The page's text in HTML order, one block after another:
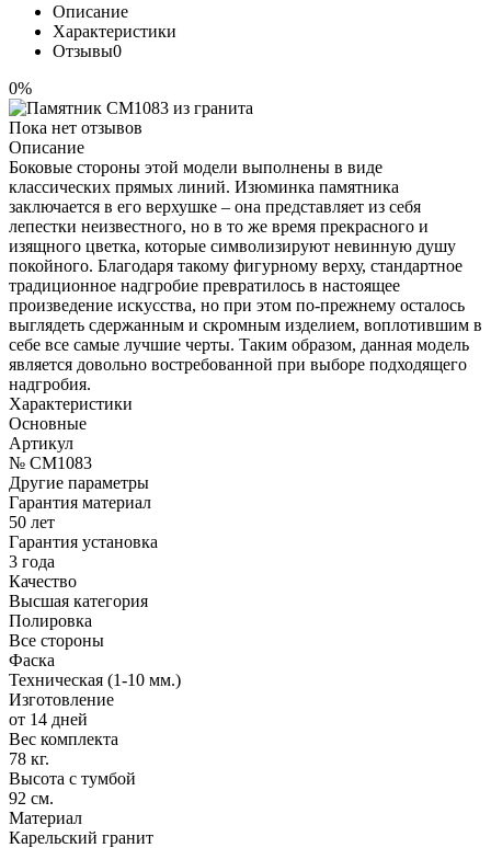
Описание
Характеристики
Отзывы0
0%
Пока нет отзывов
Описание
Боковые стороны этой модели выполнены в виде
классических прямых линий. Изюминка памятника
заключается в его верхушке – она представляет из себя
лепестки неизвестного, но в то же время прекрасного и
изящного цветка, которые символизируют невинную душу
покойного. Благодаря такому фигурному верху, стандартное
традиционное надгробие превратилось в настоящее
произведение искусства, но при этом по-прежнему осталось
выглядеть сдержанным и скромным изделием, воплотившим в
себе все самые лучшие черты. Таким образом, данная модель
является довольно востребованной при выборе подходящего
надгробия.
Характеристики
Основные
Артикул
№ CM1083
Другие параметры
Гарантия материал
50 лет
Гарантия установка
3 года
Качество
Высшая категория
Полировка
Все стороны
Фаска
Техническая (1-10 мм.)
Изготовление
от 14 дней
Вес комплекта
78 кг.
Высота с тумбой
92 см.
Материал
Карельский гранит